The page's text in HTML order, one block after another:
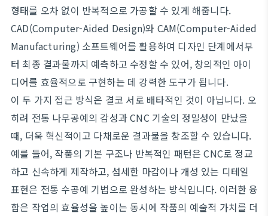
형태를 오차 없이 반복적으로 가공할 수 있게 해줍니다.
CAD(Computer-Aided Design)와 CAM(Computer-Aided
Manufacturing) 소프트웨어를 활용하여 디자인 단계에서부
터 최종 결과물까지 예측하고 수정할 수 있어, 창의적인 아이
디어를 효율적으로 구현하는 데 강력한 도구가 됩니다.
이 두 가지 접근 방식은 결코 서로 배타적인 것이 아닙니다. 오
히려 전통 나무공예의 감성과 CNC 기술의 정밀성이 만났을
때, 더욱 혁신적이고 다채로운 결과물을 창조할 수 있습니다.
예를 들어, 작품의 기본 구조나 반복적인 패턴은 CNC로 정교
하고 신속하게 제작하고, 섬세한 마감이나 개성 있는 디테일
표현은 전통 수공예 기법으로 완성하는 방식입니다. 이러한 융
합은 작업의 효율성을 높이는 동시에 작품의 예술적 가치를 더